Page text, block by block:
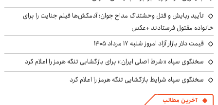
تأیید ربایش و قتل وحشتناک مداح جوان؛ آدمکش‌ها فیلم جنایت را برای
خانواده مقتول فرستادند +عکس
قیمت دلار بازار آزاد امروز شنبه ۱۷ مرداد ۱۴۰۵
سخنگوی سپاه «شرط اصلی ایران» برای بازگشایی تنگه هرمز را اعلام کرد
سخنگوی سپاه شرایط بازگشایی تنگه هرمز را اعلام کرد
آخرین مطالب